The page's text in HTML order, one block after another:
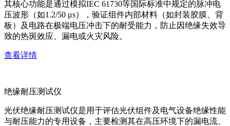
其核心功能是通过模拟IEC 61730等国际标准中规定的脉冲电
压波形（如1.2/50 μs），验证组件内部材料（如封装胶膜、背
板）及电路在极端电压冲击下的耐受能力，防止因绝缘失效导
致的热斑效应、漏电或火灾风险。
查看详情
绝缘耐压测试仪
光伏绝缘耐压测试仪是用于评估光伏组件及电气设备绝缘性能
与耐压能力的专用设备，主要检测其在高压环境下的漏电流、